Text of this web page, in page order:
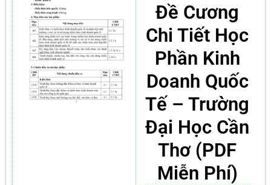
Đề Cương
Chi Tiết Học
Phần Kinh
Doanh Quốc
Tế – Trường
Đại Học Cần
Thơ (PDF
Miễn Phí)